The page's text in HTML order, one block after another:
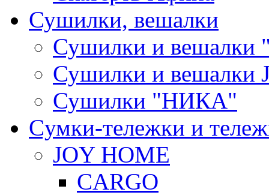
Сушилки, вешалки
Сушилки и вешалки
Сушилки и вешалки
Сушилки "НИКА"
Cумки-тележки и
JOY HOME
CARGO